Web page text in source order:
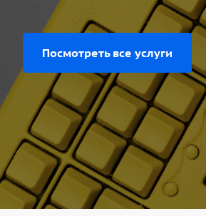
Посмотреть все услуги